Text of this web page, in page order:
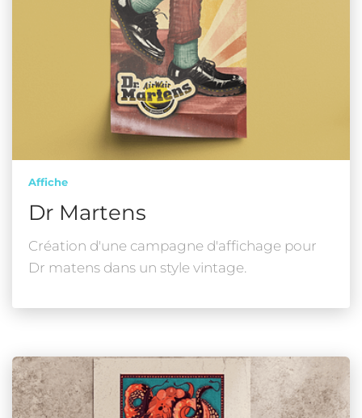
Affiche
Dr Martens
Création d'une campagne d'affichage pour
Dr matens dans un style vintage.